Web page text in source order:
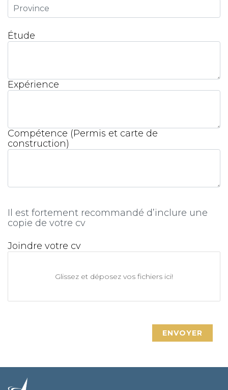
Étude
Expérience
Compétence (Permis et carte de
construction)
Il est fortement recommandé d’inclure une
copie de votre cv
Joindre votre cv
Glissez et déposez vos fichiers ici!